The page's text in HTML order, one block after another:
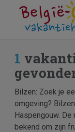
1
Bilzen: Zoek je
omgeving?
Haspengouw.
bekend om zijn